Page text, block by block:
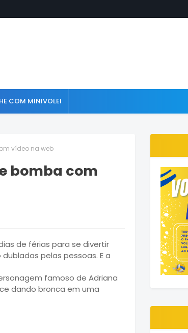
COM MINIVOLEI
vídeo na web
bomba com
de férias para se divertir
pelas pessoas. E a
famoso de Adriana
dando bronca em uma